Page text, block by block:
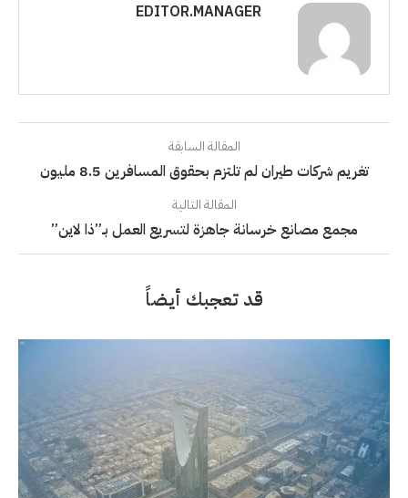
EDITOR.MANAGER
المقالة السابقة
تغريم شركات طيران لم تلتزم بحقوق المسافرين 8.5 مليون
المقالة التالية
مجمع مصانع خرسانة جاهزة لتسريع العمل بـ”ذا لاين”
قد تعجبك أيضاً